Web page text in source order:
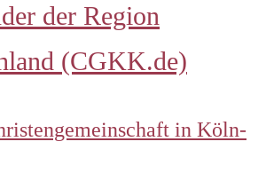
der Region
(CGKK.de)
in Köln-